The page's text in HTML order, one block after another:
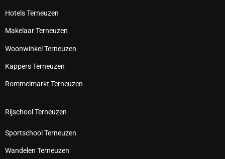
Hotels Terneuzen
Makelaar Terneuzen
Woonwinkel Terneuzen
Kappers Terneuzen
Rommelmarkt Terneuzen
Rijschool Terneuzen
Sportschool Terneuzen
Wandelen Terneuzen